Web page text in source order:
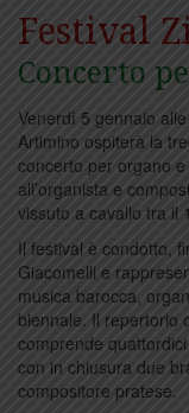
Festival
Concerto
Venerdì 5 gennaio
Artimino ospiterà la
concerto per organo
all’organista e
vissuto a cavallo tra il
Il festival è condotto,
Giacomelli e
musica barocca,
biennale. Il repertorio
comprende
con in chiusura due
compositore pratese.